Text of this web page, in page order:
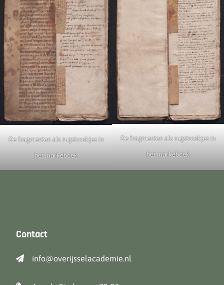
De fragmenten als rugstrookjes in
het markeboek
De fragmenten als rugstrookjes in
het markeboek
Contact
info@overijsselacademie.nl